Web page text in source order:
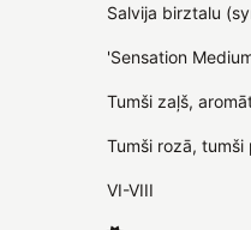
Salvija birztalu
'Sensation
Tumši zaļš,
Tumši rozā,
VI-VIII